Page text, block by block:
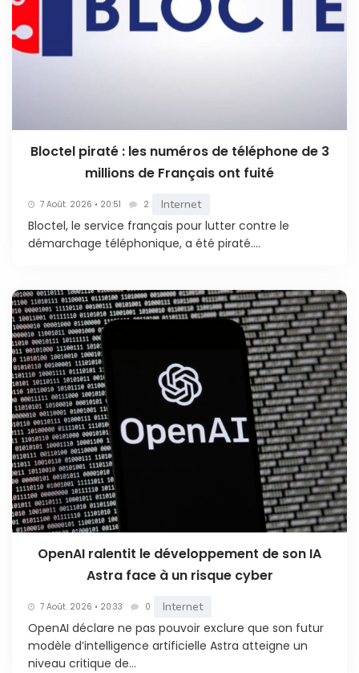
Bloctel piraté : les numéros de téléphone de 3
millions de Français ont fuité
7 Août. 2026 • 20:51 2 Internet
Bloctel, le service français pour lutter contre le
démarchage téléphonique, a été piraté....
OpenAI ralentit le développement de son IA
Astra face à un risque cyber
7 Août. 2026 • 20:33 0 Internet
OpenAI déclare ne pas pouvoir exclure que son futur
modèle d’intelligence artificielle Astra atteigne un
niveau critique de...